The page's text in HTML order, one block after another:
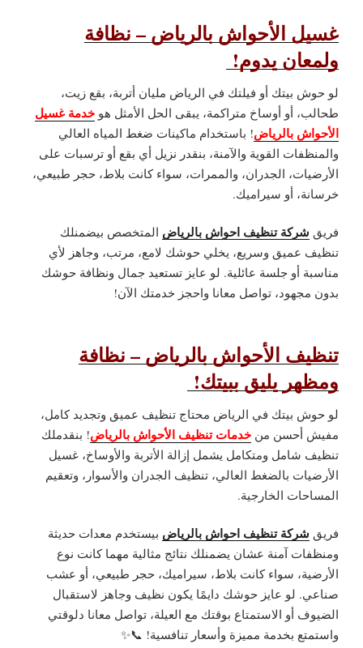
غسيل الأحواش بالرياض – نظافة
ولمعان يدوم!
لو حوش بيتك أو فيلتك في الرياض مليان أتربة، بقع زيت،
طحالب، أو أوساخ متراكمة، يبقى الحل الأمثل هو خدمة غسيل
الأحواش بالرياض! باستخدام ماكينات ضغط المياه العالي
والمنظفات القوية والآمنة، بنقدر نزيل أي بقع أو ترسبات على
الأرضيات، الجدران، والممرات، سواء كانت بلاط، حجر طبيعي،
خرسانة، أو سيراميك.
فريق شركة تنظيف احواش بالرياض المتخصص بيضمنلك
تنظيف عميق وسريع، يخلي حوشك لامع، مرتب، وجاهز لأي
مناسبة أو جلسة عائلية. لو عايز تستعيد جمال ونظافة حوشك
بدون مجهود، تواصل معانا واحجز خدمتك الآن!
تنظيف الأحواش بالرياض – نظافة
ومظهر يليق ببيتك!
لو حوش بيتك في الرياض محتاج تنظيف عميق وتجديد كامل،
مفيش أحسن من خدمات تنظيف الأحواش بالرياض! بنقدملك
تنظيف شامل ومتكامل يشمل إزالة الأتربة والأوساخ، غسيل
الأرضيات بالضغط العالي، تنظيف الجدران والأسوار، وتعقيم
المساحات الخارجية.
فريق شركة تنظيف احواش بالرياض بيستخدم معدات حديثة
ومنظفات آمنة عشان يضمنلك نتائج مثالية مهما كانت نوع
الأرضية، سواء كانت بلاط، سيراميك، حجر طبيعي، أو عشب
صناعي. لو عايز حوشك دايمًا يكون نظيف وجاهز لاستقبال
الضيوف أو الاستمتاع بوقتك مع العيلة، تواصل معانا دلوقتي
واستمتع بخدمة مميزة وأسعار تنافسية! 📞✨